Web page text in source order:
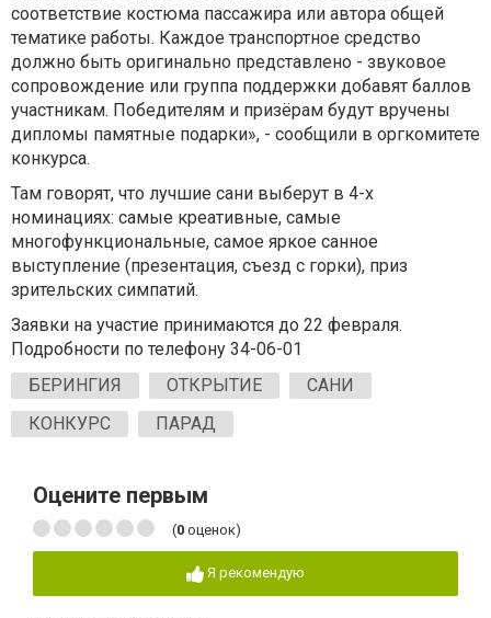
соответствие костюма пассажира или автора общей
тематике работы. Каждое транспортное средство
должно быть оригинально представлено - звуковое
сопровождение или группа поддержки добавят баллов
участникам. Победителям и призёрам будут вручены
дипломы памятные подарки», - сообщили в оргкомитете
конкурса.
Там говорят, что лучшие сани выберут в 4-х
номинациях: самые креативные, самые
многофункциональные, самое яркое санное
выступление (презентация, съезд с горки), приз
зрительских симпатий.
Заявки на участие принимаются до 22 февраля.
Подробности по телефону 34-06-01
БЕРИНГИЯ
ОТКРЫТИЕ
САНИ
КОНКУРС
ПАРАД
Оцените первым
(0 оценок)
Я рекомендую